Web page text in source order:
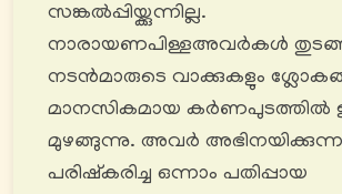
സങ്കൽപ്പിയ്ക്കുന്നില്ല.
നാരായണപിള്ളഅവർകൾ
നടൻമാരുടെ വാക്കുകളും
മാനസികമായ കർണപുടത്തിൽ
മുഴങ്ങുന്നു. അവർ
പരിഷ്കരിച്ച ഒന്നാം പതിപ്പായ